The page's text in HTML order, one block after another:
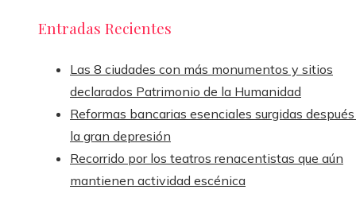
Entradas Recientes
Las 8 ciudades con más monumentos y sitios
declarados Patrimonio de la Humanidad
Reformas bancarias esenciales surgidas
la gran depresión
Recorrido por los teatros renacentistas que aún
mantienen actividad escénica